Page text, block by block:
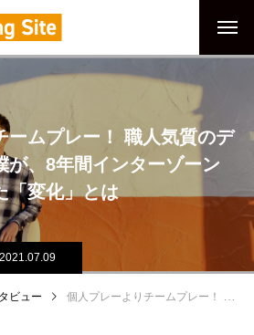
ームプレー！ 職人気質のデ
が、8年間インターゾーン
「変化」とは
2021.07.09
ビュー 個人プレーよりチームプレー！ 職人気質のデザイナーだった僕が、8年間インターゾーンで働いて体感した「変化」とは